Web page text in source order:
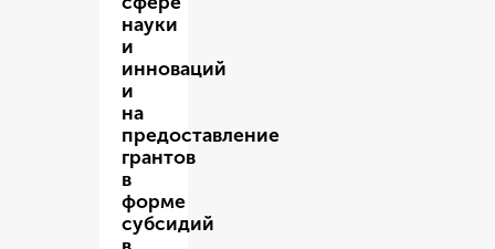
науки
и
инноваций
и
на
предоставление
грантов
в
форме
субсидий